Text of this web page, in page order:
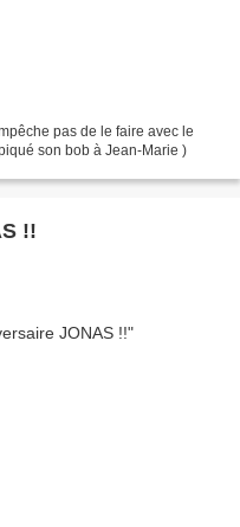
pas de le faire avec le
son bob à Jean-Marie )
!!